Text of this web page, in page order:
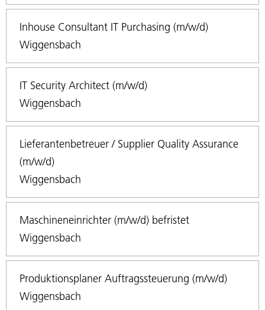
Inhouse Consultant IT Purchasing (m/w/d)
Wiggensbach
IT Security Architect (m/w/d)
Wiggensbach
Lieferantenbetreuer / Supplier Quality Assurance
(m/w/d)
Wiggensbach
Maschineneinrichter (m/w/d) befristet
Wiggensbach
Produktionsplaner Auftragssteuerung (m/w/d)
Wiggensbach